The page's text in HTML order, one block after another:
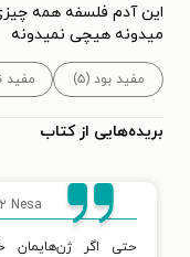
این آدم فلسفه همه
میدونه هیچی نمیدونه
مفید بود (۵) مفید
بریده‌هایی از کتاب
Nesa
حتی اگر ژن‌هایمان